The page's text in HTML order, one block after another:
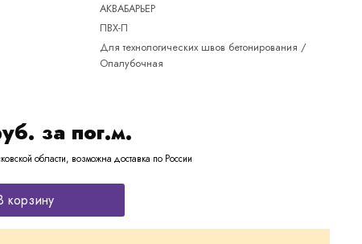
АКВАБАРЬЕР
ПВХ-П
Для технологических швов бетонирования /
Опалубочная
за пог.м.
области, возможна доставка по России
корзину